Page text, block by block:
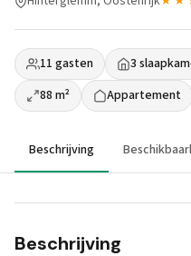
11 gasten 3
88 m²
Appartement
Beschrijving
Beschrijving